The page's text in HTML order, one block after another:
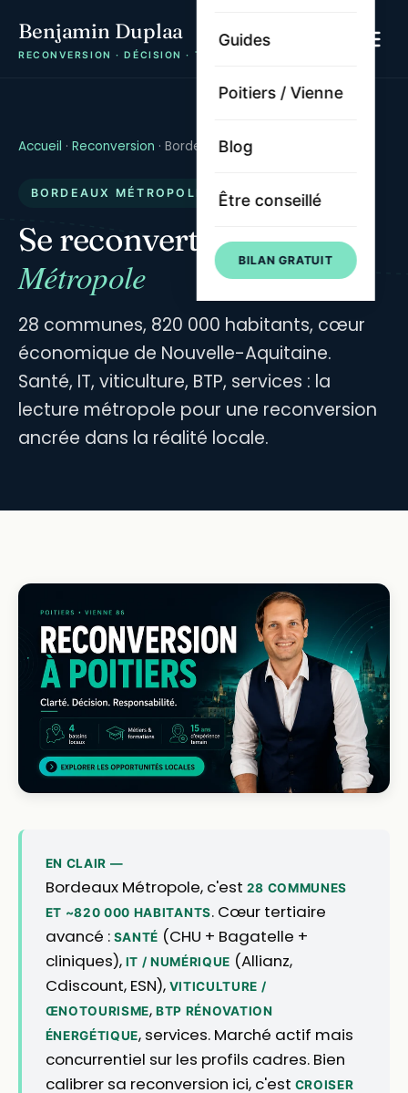
Benjamin Duplaa
RECONVERSION · DÉCISION · TRAJECTOIRE
Guides
Poitiers / Vienne
Blog
Être conseillé
BILAN GRATUIT
Accueil · Reconversion · Bordeaux Métropole
BORDEAUX MÉTROPOLE · 28 COMMUNES
Se reconvertir àBordeaux
Métropole
28 communes, 820 000 habitants, cœur
économique de Nouvelle-Aquitaine.
Santé, IT, viticulture, BTP, services : la
lecture métropole pour une reconversion
ancrée dans la réalité locale.
EN CLAIR —
Bordeaux Métropole, c'est 28 COMMUNES
ET ~820 000 HABITANTS. Cœur tertiaire
avancé : SANTÉ (CHU + Bagatelle +
cliniques), IT / NUMÉRIQUE (Allianz,
Cdiscount, ESN), VITICULTURE /
ŒNOTOURISME,BTP RÉNOVATION
ÉNERGÉTIQUE, services. Marché actif mais
concurrentiel sur les profils cadres. Bien
calibrer sa reconversion ici, c'est CROISER